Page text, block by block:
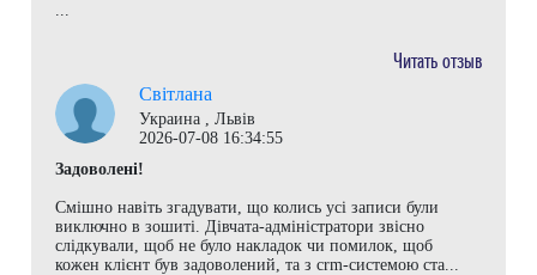
...
Читать отзыв
Світлана
Украина , Львів
2026-07-08 16:34:55
Задоволені!
Смішно навіть згадувати, що колись усі записи були
виключно в зошиті. Дівчата-адміністратори звісно
слідкували, щоб не було накладок чи помилок, щоб
кожен клієнт був задоволений, та з crm-системою ста...